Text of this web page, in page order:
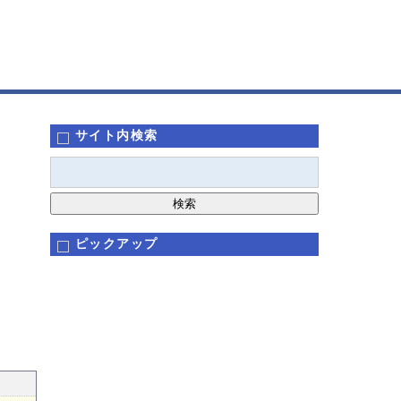
サイト内検索
ピックアップ